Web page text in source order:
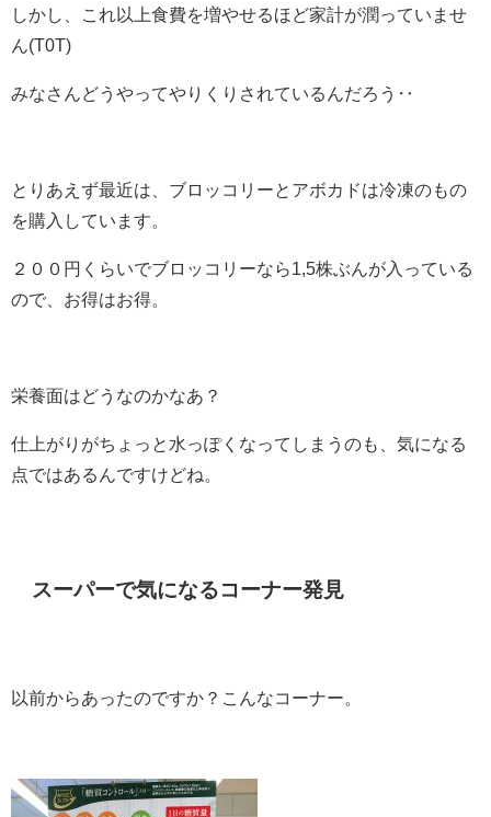
しかし、これ以上食費を増やせるほど家計が潤っていませ
ん(T0T)
みなさんどうやってやりくりされているんだろう‥
とりあえず最近は、ブロッコリーとアボカドは冷凍のもの
を購入しています。
２００円くらいでブロッコリーなら1,5株ぶんが入っている
ので、お得はお得。
栄養面はどうなのかなあ？
仕上がりがちょっと水っぽくなってしまうのも、気になる
点ではあるんですけどね。
スーパーで気になるコーナー発見
以前からあったのですか？こんなコーナー。